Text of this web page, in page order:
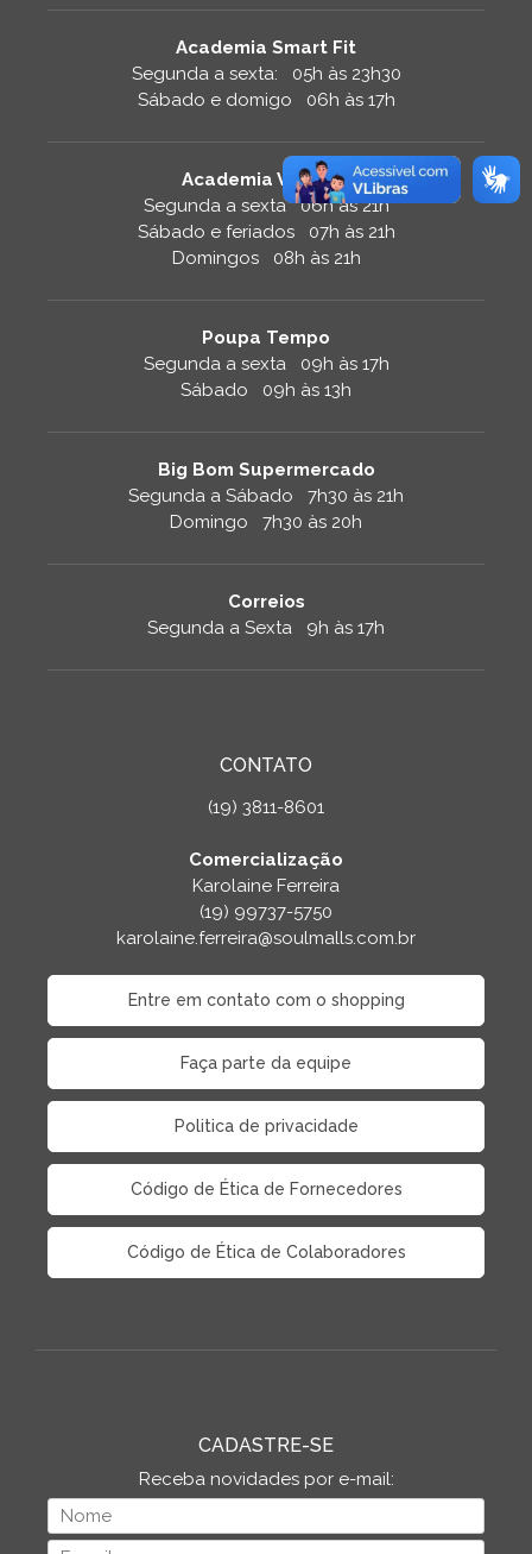
Academia Smart Fit
Segunda a sexta: 05h às 23h30
Sábado e domigo 06h às 17h
Academia Velocity
Segunda a sexta 06h às 21h
Sábado e feriados 07h às 21h
Domingos 08h às 21h
Poupa Tempo
Segunda a sexta 09h às 17h
Sábado 09h às 13h
Big Bom Supermercado
Segunda a Sábado 7h30 às 21h
Domingo 7h30 às 20h
Correios
Segunda a Sexta 9h às 17h
CONTATO
(19) 3811-8601
Comercialização
Karolaine Ferreira
(19) 99737-5750
karolaine.ferreira@soulmalls.com.br
Entre em contato com o shopping
Faça parte da equipe
Politica de privacidade
Código de Ética de Fornecedores
Código de Ética de Colaboradores
CADASTRE-SE
Receba novidades por e-mail: